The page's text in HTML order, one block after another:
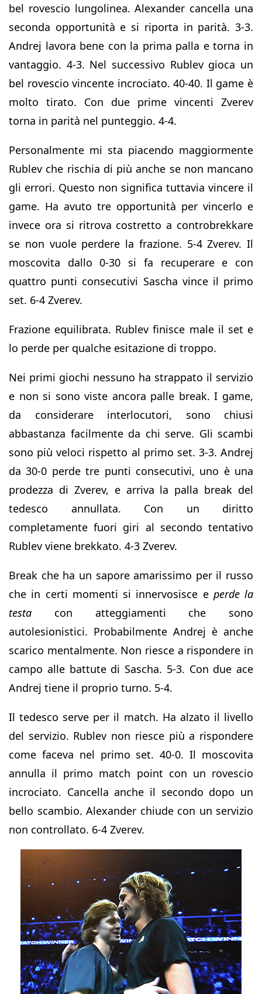
bel rovescio lungolinea. Alexander cancella una
seconda opportunità e si riporta in parità. 3-3.
Andrej lavora bene con la prima palla e torna in
vantaggio. 4-3. Nel successivo Rublev gioca un
bel rovescio vincente incrociato. 40-40. Il game è
molto tirato. Con due prime vincenti Zverev
torna in parità nel punteggio. 4-4.
Personalmente mi sta piacendo maggiormente
Rublev che rischia di più anche se non mancano
gli errori. Questo non significa tuttavia vincere il
game. Ha avuto tre opportunità per vincerlo e
invece ora si ritrova costretto a controbrekkare
se non vuole perdere la frazione. 5-4 Zverev. Il
moscovita dallo 0-30 si fa recuperare e con
quattro punti consecutivi Sascha vince il primo
set. 6-4 Zverev.
Frazione equilibrata. Rublev finisce male il set e
lo perde per qualche esitazione di troppo.
Nei primi giochi nessuno ha strappato il servizio
e non si sono viste ancora palle break. I game,
da considerare interlocutori, sono chiusi
abbastanza facilmente da chi serve. Gli scambi
sono più veloci rispetto al primo set. 3-3. Andrej
da 30-0 perde tre punti consecutivi, uno è una
prodezza di Zverev, e arriva la palla break del
tedesco annullata. Con un diritto
completamente fuori giri al secondo tentativo
Rublev viene brekkato. 4-3 Zverev.
Break che ha un sapore amarissimo per il russo
che in certi momenti si innervosisce e perde la
testa con atteggiamenti che sono
autolesionistici. Probabilmente Andrej è anche
scarico mentalmente. Non riesce a rispondere in
campo alle battute di Sascha. 5-3. Con due ace
Andrej tiene il proprio turno. 5-4.
Il tedesco serve per il match. Ha alzato il livello
del servizio. Rublev non riesce più a rispondere
come faceva nel primo set. 40-0. Il moscovita
annulla il primo match point con un rovescio
incrociato. Cancella anche il secondo dopo un
bello scambio. Alexander chiude con un servizio
non controllato. 6-4 Zverev.